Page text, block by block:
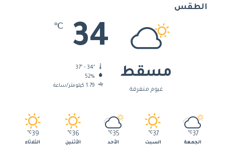
الطقس
مسقط
غيوم متفرقة
34
℃
52%
1.79 كيلومتر/ساعة
37
℃
الجمعة
37
℃
السبت
35
℃
الأحد
36
℃
الأثنين
39
℃
الثلاثاء